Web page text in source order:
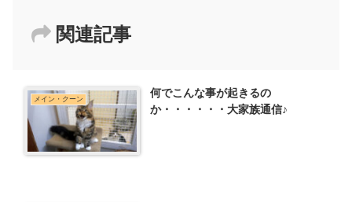
関連記事
メイン・クーン
何でこんな事が起きるの
か・・・・・・大家族通信♪